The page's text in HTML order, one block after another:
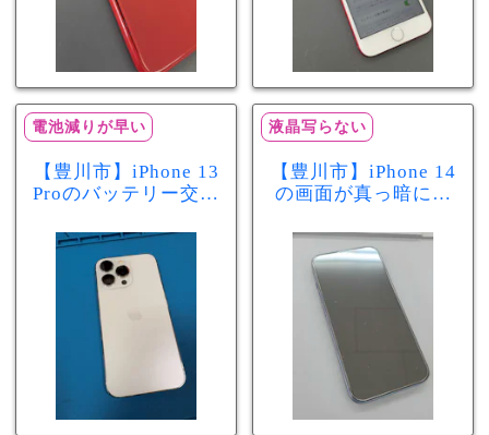
電池減りが早い
【豊川市】iPhone 13
Proのバッテリー交換
が早い症状も当日90
分で改善
液晶写らない
【豊川市】iPhone 14
の画面が真っ暗に…
修理！データそのま
まで復旧しました